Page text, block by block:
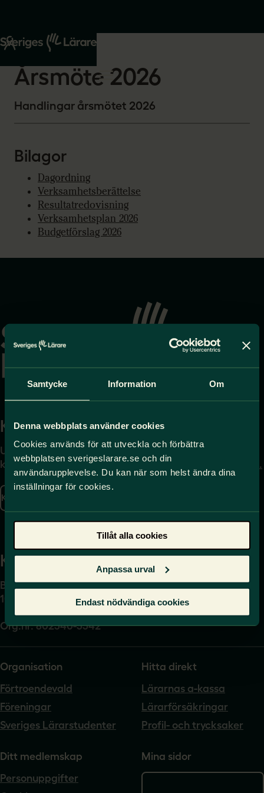
Samtycke Information Om
Denna webbplats använder cookies
Cookies används för att utveckla och förbättra
webbplatsen sverigeslarare.se och din
användarupplevelse. Du kan när som helst ändra dina
inställningar för cookies.
Tillåt alla cookies
Anpassa urval
Endast nödvändiga cookies
Start
Om oss
2026-01-15
Årsmöte 2026
Handlingar årsmötet 2026
Bilagor
Dagordning
Verksamhetsberättelse
Resultatredovisning
Verksamhetsplan 2026
Budgetförslag 2026
startsidan
Kontakta
Uppgifter om hur du
kontaktar oss finns här.
Kontakta oss
Press
Journalist – du når oss
på press@sverigeslarare.
se
Presskontakt
Kansli
Box 17061
104 62 Stockholm
Org.nr. 802540-5542
Organisation
Förtroendevald
Föreningar
Sveriges Lärarstudenter
Hitta direkt
Lärarnas a-kassa
Lärarförsäkringar
Profil- och trycksaker
Ditt medlemskap
Personuppgifter
Mina sidor